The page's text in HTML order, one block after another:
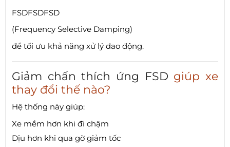
FSDFSDFSD
(Frequency Selective Damping)
để tối ưu khả năng xử lý dao động.
Giảm chấn thích ứng FSD giúp xe
thay đổi thế nào?
Hệ thống này giúp:
Xe mềm hơn khi đi chậm
Dịu hơn khi qua gờ giảm tốc